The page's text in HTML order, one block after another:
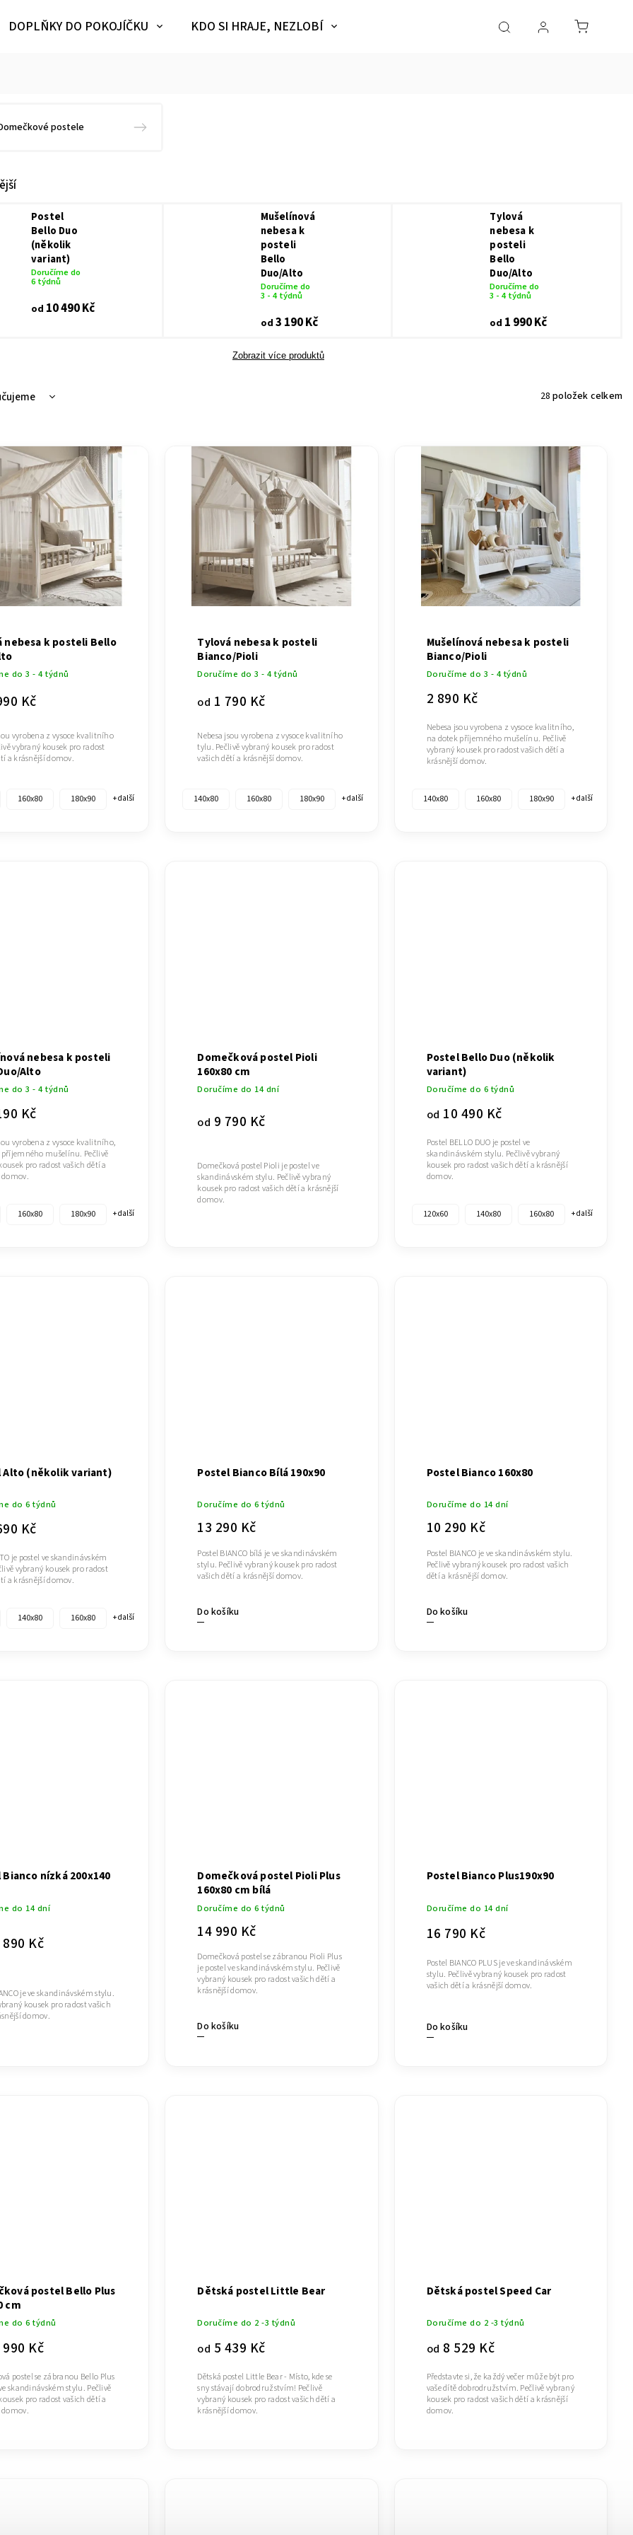
DOPLŇKY DO POKOJÍČKU KDO SI HRAJE, NEZLOBÍ SLADKÉ SNY Dárky pro
postele
Postel
Bello Duo
(několik
variant)
Doručíme do
6 týdnů
od 10 490 Kč
Mušelínová
nebesa k
posteli
Bello
Duo/Alto
Doručíme do
3 - 4 týdnů
od 3 190 Kč
Tylová
nebesa k
posteli
Bello
Duo/Alto
Doručíme do
3 - 4 týdnů
od 1 990 Kč
Zobrazit více produktů
28 položek celkem
nebesa k posteli Bello
do 3 - 4 týdnů
Kč
vyrobena z vysoce kvalitního
vybraný kousek pro radost
a krásnější domov.
160x80 180x90 + další
Tylová nebesa k posteli
Bianco/Pioli
Doručíme do 3 - 4 týdnů
od 1 790 Kč
Nebesa jsou vyrobena z vysoce kvalitního
tylu. Pečlivě vybraný kousek pro radost
vašich dětí a krásnější domov.
140x80 160x80 180x90 + další
Mušelínová nebesa k posteli
Bianco/Pioli
Doručíme do 3 - 4 týdnů
2 890 Kč
Nebesa jsou vyrobena z vysoce kvalitního,
na dotek příjemného mušelínu. Pečlivě
vybraný kousek pro radost vašich dětí a
krásnější domov.
140x80 160x80 180x90 + další
nebesa k posteli
Alto
do 3 - 4 týdnů
Kč
vyrobena z vysoce kvalitního,
mušelínu. Pečlivě
pro radost vašich dětí a
160x80 180x90 + další
Domečková postel Pioli
160x80 cm
Doručíme do 14 dní
od 9 790 Kč
Domečková postel Pioli je postel ve
skandinávském stylu. Pečlivě vybraný
kousek pro radost vašich dětí a krásnější
domov.
Postel Bello Duo (několik
variant)
Doručíme do 6 týdnů
od 10 490 Kč
Postel BELLO DUO je postel ve
skandinávském stylu. Pečlivě vybraný
kousek pro radost vašich dětí a krásnější
domov.
120x60 140x80 160x80 + další
Alto (několik variant)
do 6 týdnů
Kč
je postel ve skandinávském
vybraný kousek pro radost
a krásnější domov.
140x80 160x80 + další
Postel Bianco Bílá 190x90
Doručíme do 6 týdnů
13 290 Kč
Do košíku
Postel BIANCO bílá je ve skandinávském
stylu. Pečlivě vybraný kousek pro radost
vašich dětí a krásnější domov.
Postel Bianco 160x80
Doručíme do 14 dní
10 290 Kč
Do košíku
Postel BIANCO je ve skandinávském stylu.
Pečlivě vybraný kousek pro radost vašich
dětí a krásnější domov.
nízká 200x140
do 14 dní
890 Kč
je ve skandinávském stylu.
kousek pro radost vašich
domov.
Domečková postel Pioli Plus
160x80 cm bílá
Doručíme do 6 týdnů
14 990 Kč
Do košíku
Domečková postel se zábranou Pioli Plus
je postel ve skandinávském stylu. Pečlivě
vybraný kousek pro radost vašich dětí a
krásnější domov.
Postel Bianco Plus190x90
Doručíme do 14 dní
16 790 Kč
Do košíku
Postel BIANCO PLUS je ve skandinávském
stylu. Pečlivě vybraný kousek pro radost
vašich dětí a krásnější domov.
postel Bello Plus
cm
do 6 týdnů
990 Kč
postel se zábranou Bello Plus
skandinávském stylu. Pečlivě
pro radost vašich dětí a
Dětská postel Little Bear
Doručíme do 2 -3 týdnů
od 5 439 Kč
Dětská postel Little Bear - Místo, kde se
sny stávají dobrodružstvím! Pečlivě
vybraný kousek pro radost vašich dětí a
krásnější domov.
Dětská postel Speed Car
Doručíme do 2 -3 týdnů
od 8 529 Kč
Představte si, že každý večer může být pro
vaše dítě dobrodružstvím. Pečlivě vybraný
kousek pro radost vašich dětí a krásnější
domov.